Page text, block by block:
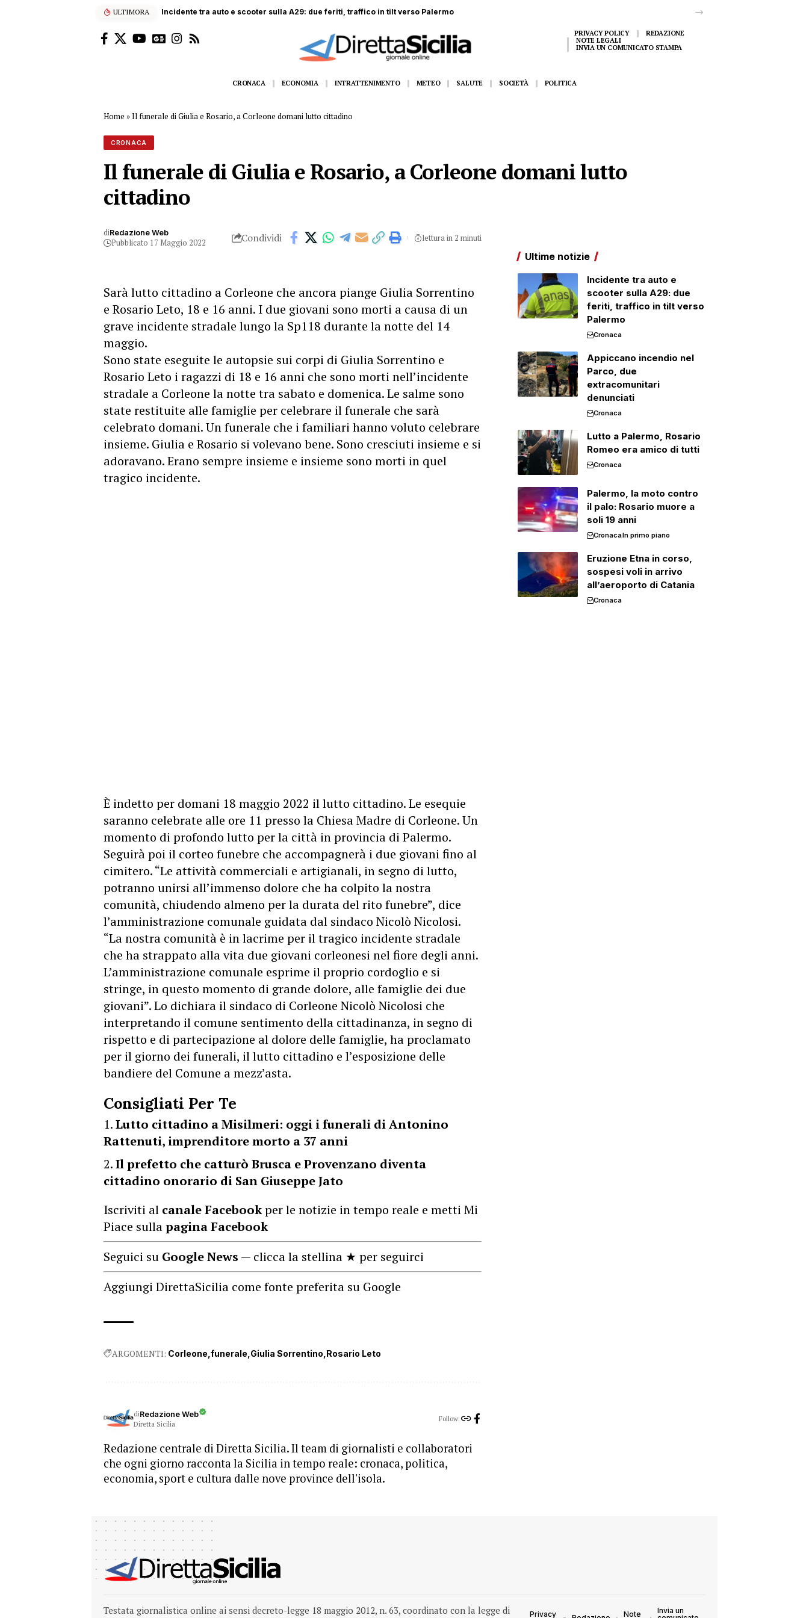
ULTIMORA Appiccano incendio nel Parco, due extracomunitari denunciati
PRIVACY POLICY
REDAZIONE
NOTE LEGALI
INVIA UN COMUNICATO STAMPA
CRONACA ECONOMIA INTRATTENIMENTO METEO SALUTE SOCIETÀ POLITICA
Home »Il funerale di Giulia e Rosario, a Corleone domani lutto cittadino
CRONACA
Il funerale di Giulia e Rosario, a Corleone domani lutto
cittadino
diRedazione Web
Pubblicato 17 Maggio 2022 Condividi lettura in 2 minuti
Sarà lutto cittadino a Corleone che ancora piange Giulia Sorrentino
e Rosario Leto, 18 e 16 anni. I due giovani sono morti a causa di un
grave incidente stradale lungo la Sp118 durante la notte del 14
maggio.
Sono state eseguite le autopsie sui corpi di Giulia Sorrentino e
Rosario Leto i ragazzi di 18 e 16 anni che sono morti nell’incidente
stradale a Corleone la notte tra sabato e domenica. Le salme sono
state restituite alle famiglie per celebrare il funerale che sarà
celebrato domani. Un funerale che i familiari hanno voluto celebrare
insieme. Giulia e Rosario si volevano bene. Sono cresciuti insieme e si
adoravano. Erano sempre insieme e insieme sono morti in quel
tragico incidente.
È indetto per domani 18 maggio 2022 il lutto cittadino. Le esequie
saranno celebrate alle ore 11 presso la Chiesa Madre di Corleone. Un
momento di profondo lutto per la città in provincia di Palermo.
Seguirà poi il corteo funebre che accompagnerà i due giovani fino al
cimitero. “Le attività commerciali e artigianali, in segno di lutto,
potranno unirsi all’immenso dolore che ha colpito la nostra
comunità, chiudendo almeno per la durata del rito funebre”, dice
l’amministrazione comunale guidata dal sindaco Nicolò Nicolosi.
“La nostra comunità è in lacrime per il tragico incidente stradale
che ha strappato alla vita due giovani corleonesi nel fiore degli anni.
L’amministrazione comunale esprime il proprio cordoglio e si
stringe, in questo momento di grande dolore, alle famiglie dei due
giovani”. Lo dichiara il sindaco di Corleone Nicolò Nicolosi che
interpretando il comune sentimento della cittadinanza, in segno di
rispetto e di partecipazione al dolore delle famiglie, ha proclamato
per il giorno dei funerali, il lutto cittadino e l’esposizione delle
bandiere del Comune a mezz’asta.
Consigliati Per Te
Lutto cittadino a Misilmeri: oggi i funerali di Antonino
Rattenuti, imprenditore morto a 37 anni
Il prefetto che catturò Brusca e Provenzano diventa
cittadino onorario di San Giuseppe Jato
Iscriviti al canale Facebookper le notizie in tempo reale e metti Mi
Piace sullapagina Facebook
Seguici su Google News — clicca la stellina ★ per seguirci
Aggiungi DirettaSicilia come fonte preferita su Google
ARGOMENTI: Corleone funerale Giulia Sorrentino Rosario Leto
diRedazione Web
Diretta Sicilia
Follow:
Redazione centrale di Diretta Sicilia. Il team di giornalisti e collaboratori
che ogni giorno racconta la Sicilia in tempo reale: cronaca, politica,
economia, sport e cultura dalle nove province dell'isola.
Ultime notizie
Incidente tra auto e
scooter sulla A29: due
feriti, traffico in tilt verso
Palermo
Cronaca
Appiccano incendio nel
Parco, due
extracomunitari
denunciati
Cronaca
Lutto a Palermo, Rosario
Romeo era amico di tutti
Cronaca
Palermo, la moto contro
il palo: Rosario muore a
soli 19 anni
CronacaIn primo piano
Eruzione Etna in corso,
sospesi voli in arrivo
all’aeroporto di Catania
Cronaca
Testata giornalistica online ai sensi decreto-legge 18 maggio 2012, n. 63, coordinato con la legge di
Privacy
Note
Invia un